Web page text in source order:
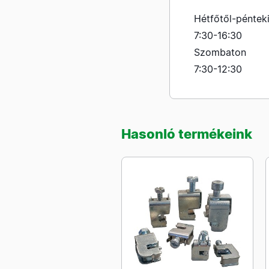
Hétfőtől-
7:30-16:30
Szombaton
7:30-12:30
Hasonló termékeink